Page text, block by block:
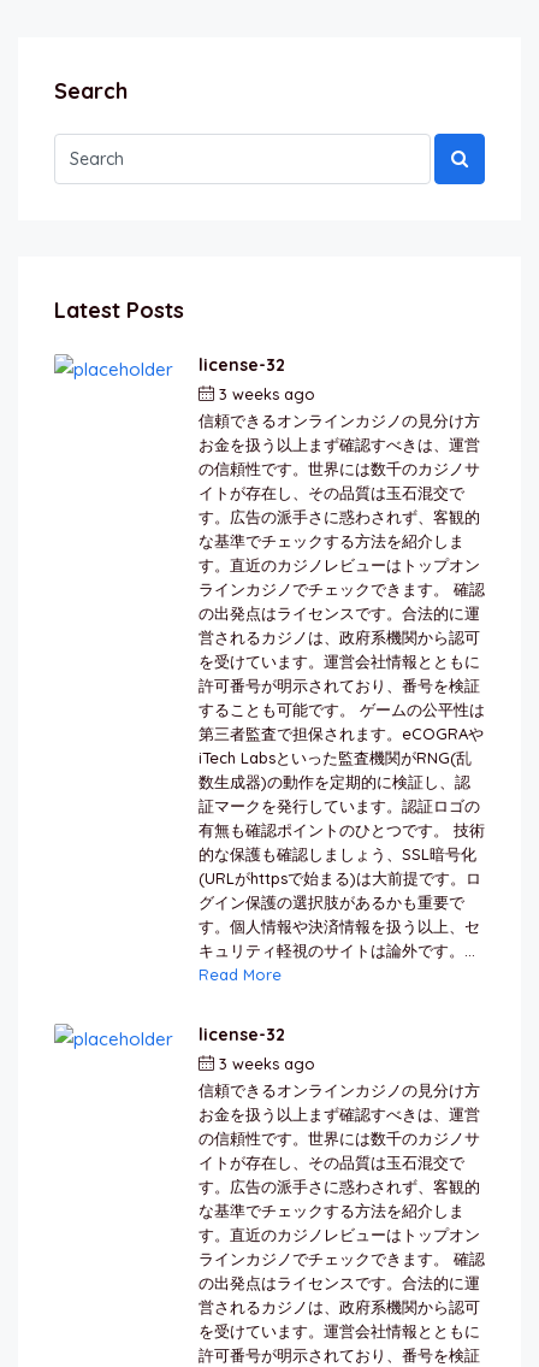
Search
Latest Posts
license-32
3 weeks ago
信頼できるオンラインカジノの見分け方
お金を扱う以上まず確認すべきは、運営
の信頼性です。世界には数千のカジノサ
イトが存在し、その品質は玉石混交で
す。広告の派手さに惑わされず、客観的
な基準でチェックする方法を紹介しま
す。直近のカジノレビューはトップオン
ラインカジノでチェックできます。 確認
の出発点はライセンスです。合法的に運
営されるカジノは、政府系機関から認可
を受けています。運営会社情報とともに
許可番号が明示されており、番号を検証
することも可能です。 ゲームの公平性は
第三者監査で担保されます。eCOGRAや
iTech Labsといった監査機関がRNG(乱
数生成器)の動作を定期的に検証し、認
証マークを発行しています。認証ロゴの
有無も確認ポイントのひとつです。 技術
的な保護も確認しましょう、SSL暗号化
(URLがhttpsで始まる)は大前提です。ロ
グイン保護の選択肢があるかも重要で
す。個人情報や決済情報を扱う以上、セ
キュリティ軽視のサイトは論外です。...
Read More
license-32
3 weeks ago
信頼できるオンラインカジノの見分け方
お金を扱う以上まず確認すべきは、運営
の信頼性です。世界には数千のカジノサ
イトが存在し、その品質は玉石混交で
す。広告の派手さに惑わされず、客観的
な基準でチェックする方法を紹介しま
す。直近のカジノレビューはトップオン
ラインカジノでチェックできます。 確認
の出発点はライセンスです。合法的に運
営されるカジノは、政府系機関から認可
を受けています。運営会社情報とともに
許可番号が明示されており、番号を検証